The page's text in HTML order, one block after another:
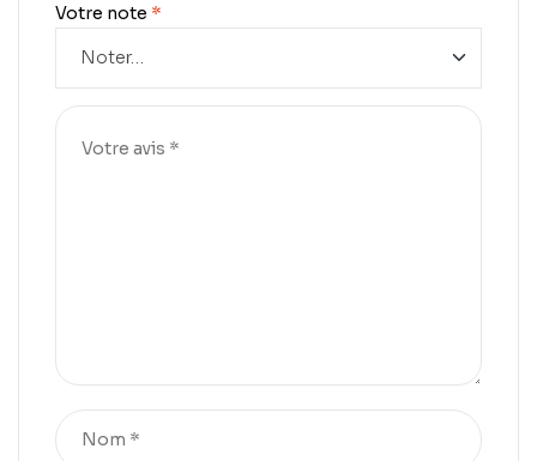
Votre note *